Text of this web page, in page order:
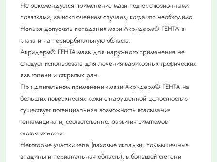
Не рекомендуется применение мази под окклюзионными
повязками, за исключением случаев, когда это необходимо.
Нельзя допускать попадания мази Акридерм® ГЕНТА в
глаза и на периорбитальную область.
Акридерм® ГЕНТА мазь для наружного применения не
следует использовать для лечения варикозных трофических
язв голени и открытых ран.
При длительном применении мази Акридерм® ГЕНТА на
больших поверхностях кожи с нарушенной целостностью
существует потенциальная возможность всасывания
гентамицина и, соответственно, развития симптомов
ототоксичности.
Некоторые участки тела (паховые складки, подмышечные
впадины и перианальная область), в большей степени